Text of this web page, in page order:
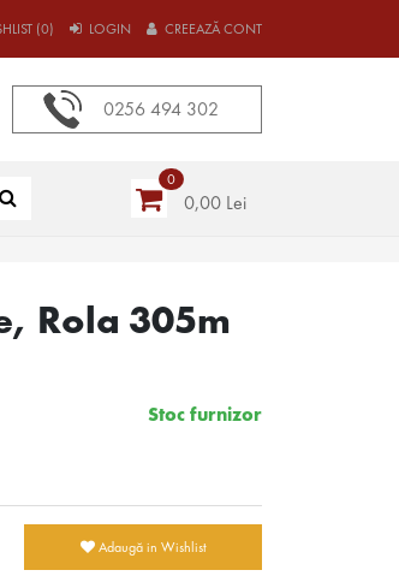
(0) LOGIN CREEAZĂ CONT
0256 494 302
0
0,00 Lei
Rola 305m
Stoc furnizor
Adaugă in Wishlist